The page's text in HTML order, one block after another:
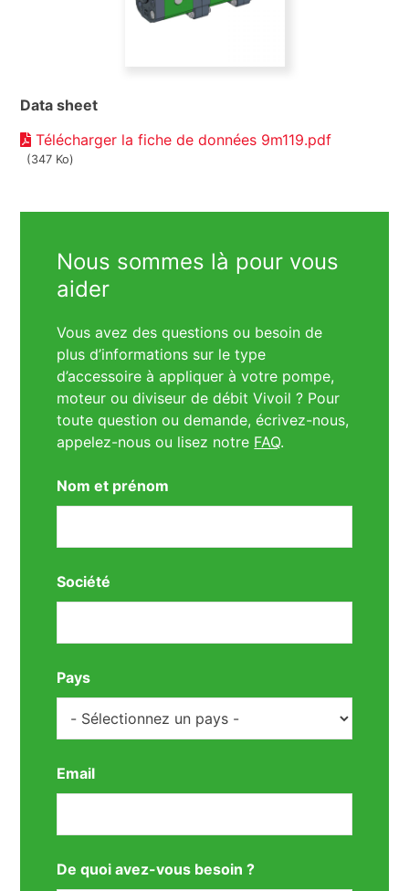
Data sheet
Télécharger la fiche de données 9m119.pdf
(347 Ko)
Nous sommes là pour vous
aider
Vous avez des questions ou besoin de
plus d’informations sur le type
d’accessoire à appliquer à votre pompe,
moteur ou diviseur de débit Vivoil ? Pour
toute question ou demande, écrivez-nous,
appelez-nous ou lisez notre FAQ.
Nom et prénom
Société
Pays
Email
De quoi avez-vous besoin ?